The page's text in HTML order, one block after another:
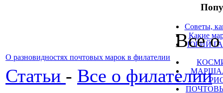
Советы,
Какие
ЮРИЙ
Все
О разновидностях почтовых марок в филателии
Статьи - Все о филателии